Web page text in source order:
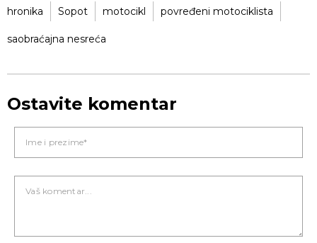
hronika
Sopot motocikl povređeni motociklista
saobraćajna nesreća
Ostavite komentar